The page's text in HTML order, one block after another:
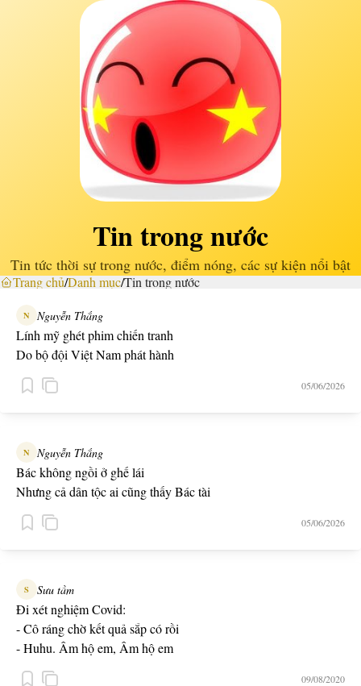
Tin trong nước
Tin tức thời sự trong nước, điểm nóng, các sự kiện nổi bật
Trang chủ/Danh mục/Tin trong nước
N Nguyễn Thắng
Lính mỹ ghét phim chiến tranh
Do bộ đội Việt Nam phát hành
05/06/2026
N Nguyễn Thắng
Bác không ngồi ở ghế lái
Nhưng cả dân tộc ai cũng thấy Bác tài
05/06/2026
S Sưu tầm
Đi xét nghiệm Covid:
- Cô ráng chờ kết quả sắp có rồi
- Huhu. Âm hộ em, Âm hộ em
09/08/2020